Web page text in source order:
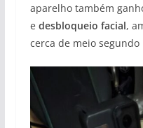
aparelho também
e desbloqueio facial,
cerca de meio